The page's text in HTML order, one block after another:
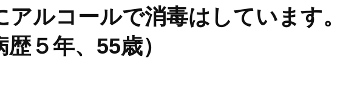
アルコールで消毒はしています
５年、55歳）